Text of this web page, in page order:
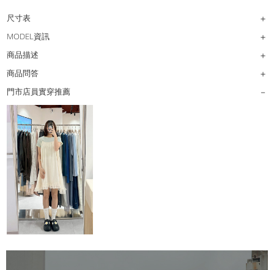
尺寸表
MODEL資訊
商品描述
商品問答
門市店員實穿推薦